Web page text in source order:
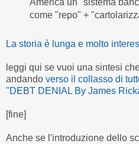
America un "sistema
come "repo" +
La storia è lunga e molto
leggi qui se vuoi una sintesi
andando verso il collasso di
"DEBT DENIAL By James
[fine]
Anche se l'introduzione dello